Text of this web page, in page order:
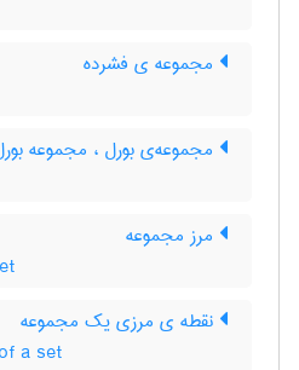
مجموعه ی فشرده
مجموعه‌ی بورل ، مجموعه
مرز مجموعه
نقطه ی مرزی یک مجموعه
a set